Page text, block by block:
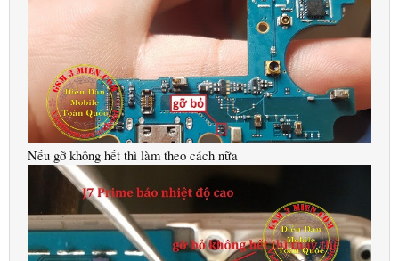
Nếu gỡ không hết thì làm theo cách nữa